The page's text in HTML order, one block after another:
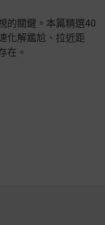
的關鍵。本篇精選40
化解尷尬、拉近距
在。